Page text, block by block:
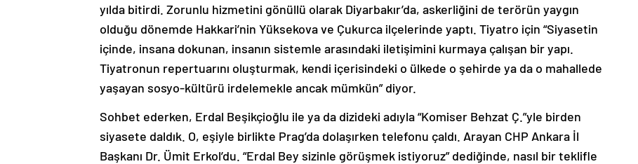
yılda bitirdi. Zorunlu hizmetini gönüllü olarak Diyarbakır’da, askerliğini de terörün yaygın
olduğu dönemde Hakkari’nin Yüksekova ve Çukurca ilçelerinde yaptı. Tiyatro için “Siyasetin
içinde, insana dokunan, insanın sistemle arasındaki iletişimini kurmaya çalışan bir yapı.
Tiyatronun repertuarını oluşturmak, kendi içerisindeki o ülkede o şehirde ya da o mahallede
yaşayan sosyo-kültürü irdelemekle ancak mümkün” diyor.
Sohbet ederken, Erdal Beşikçioğlu ile ya da dizideki adıyla “Komiser Behzat Ç.”yle birden
siyasete daldık. O, eşiyle birlikte Prag’da dolaşırken telefonu çaldı. Arayan CHP Ankara İl
Başkanı Dr. Ümit Erkol’du. “Erdal Bey sizinle görüşmek istiyoruz” dediğinde, nasıl bir teklifle